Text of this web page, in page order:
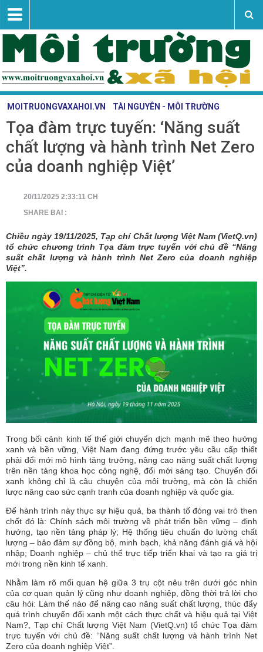
Vấn đề - sự kiện
Tài nguyên - môi trường
Nghiên cứu trao đổi
Khoa học công nghệ
Liên hệ
MOITRUONGVAXAHOI.VN TÀI NGUYÊN - MÔI TRƯỜNG
Tọa đàm trực tuyến: ‘Năng suất
chất lượng và hành trình Net Zero
của doanh nghiệp Việt’
20/11/2025 2:33:11 CH
SHARE BAI :
Chiều ngày 19/11/2025, Tạp chí Chất lượng Việt Nam (VietQ.vn)
tổ chức chương trình Tọa đàm trực tuyến với chủ đề “Năng
suất chất lượng và hành trình Net Zero của doanh nghiệp
Việt”.
Trong bối cảnh kinh tế thế giới chuyển dịch mạnh mẽ theo hướng
xanh và bền vững, Việt Nam đang đứng trước yêu cầu cấp thiết
phải đổi mới mô hình tăng trưởng, nâng cao năng suất chất lượng
trên nền tảng khoa học công nghệ, đổi mới sáng tạo. Chuyển đổi
xanh không chỉ là câu chuyện của môi trường, mà còn là chiến
lược nâng cao sức cạnh tranh của doanh nghiệp và quốc gia.
Để hành trình này thực sự hiệu quả, ba thành tố đóng vai trò then
chốt đó là: Chính sách môi trường về phát triển bền vững – định
hướng, tạo nền tảng pháp lý; Hệ thống tiêu chuẩn đo lường chất
lượng – bảo đảm sự đồng bộ, minh bạch, khả năng đánh giá và hội
nhập; Doanh nghiệp – chủ thể trực tiếp triển khai và tạo ra giá trị
mới trong nền kinh tế xanh.
Nhằm làm rõ mối quan hệ giữa 3 trụ cột nêu trên dưới góc nhìn
của cơ quan quản lý cũng như doanh nghiệp, đồng thời trả lời cho
câu hỏi: Làm thế nào để nâng cao năng suất chất lượng, thúc đẩy
quá trình chuyển đổi xanh một cách thực chất và hiệu quả tại Việt
Nam?, Tạp chí Chất lượng Việt Nam (VietQ.vn) tổ chức Tọa đàm
trực tuyến với chủ đề: “Năng suất chất lượng và hành trình Net
Zero của doanh nghiệp Việt”.